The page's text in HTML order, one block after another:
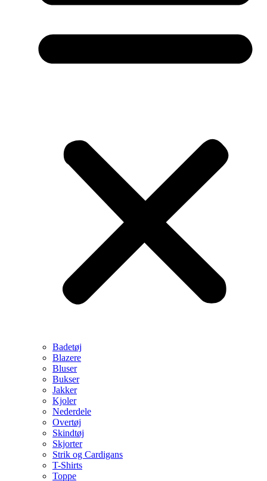
Badetøj
Blazere
Bluser
Bukser
Jakker
Kjoler
Nederdele
Overtøj
Skindtøj
Skjorter
Strik og Cardigans
T-Shirts
Toppe